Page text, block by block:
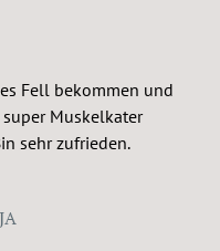
Fell bekommen und
Muskelkater
sehr zufrieden.